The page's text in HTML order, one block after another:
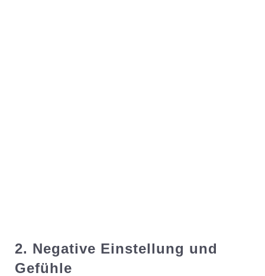
2. Negative Einstellung und
Gefühle